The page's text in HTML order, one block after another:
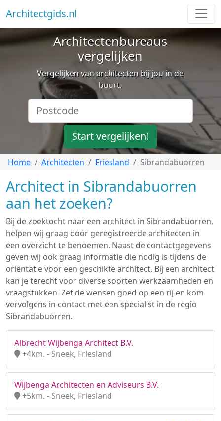
Architectgids.nl
Architectenbureaus
vergelijken
Vergelijken van architecten bij jou in de
buurt.
Start vergelijken!
Home Architecten Friesland Sibrandabuorren
Architect in Sibrandabuorren
aan het zoeken?
Bij de zoektocht naar een architect in Sibrandabuorren,
helpen wij graag door geregistreerde architecten in
een overzicht te benoemen. Naast de contactgegevens
geven wij ook graag informatie die nodig is tijdens de
oriëntatie voor een geschikte architect. Bij een architect
kan je terecht voor diverse soorten werkzaamheden en
vraagstukken. Zet de wensen goed op een rij en kom
vervolgens in contact met een specialist in de regio
Sibrandabuorren.
Albrecht Wijbenga Architect B.V.
+4km. - Sneek, Friesland
Wijbenga Architecten en Adviseurs B.V.
+5km. - Sneek, Friesland